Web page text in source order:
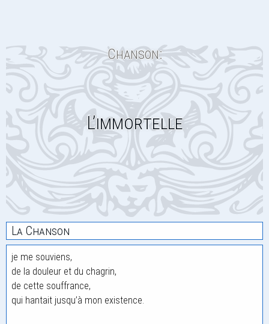
Chanson:
L’immortelle
La Chanson
je me souviens,
de la douleur et du chagrin,
de cette souffrance,
qui hantait jusqu’à mon existence.